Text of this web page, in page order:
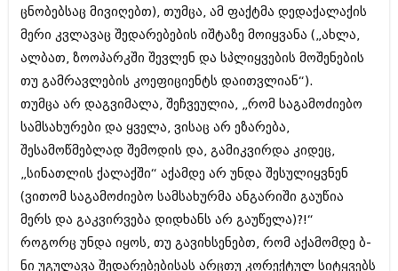
სხვადასხვა
ანონსი
არქივი
აგვისტო 2018 (162)
ივლისი 2018 (223)
ივნისი 2018 (244)
მაისი 2018 (211)
აპრილი 2018 (194)
მარტი 2018 (256)
თებერვალი 2018 (208)
იანვარი 2018 (215)
არქივი
ნოემბერი 2020 (103)
სექტემბერი 2020 (204)
აგვისტო 2020 (249)
ივლისი 2020 (204)
არქივის ზომის ნახვა
ცნობებსაც მივიღებთ), თუმცა, ამ ფაქტმა დედაქალაქის
მერი კვლავაც შედარებების იშტაზე მოიყვანა („ახლა,
ალბათ, ზოოპარკში შევლენ და სპლიყვების მოშენების
თუ გამრავლების კოეფიციენტს დაითვლიან“).
თუმცა არ დაგვიმალა, შეჩვეულია, „რომ საგამოძიებო
სამსახურები და ყველა, ვისაც არ ეზარება,
შესამოწმებლად შემოდის და, გამიკვირდა კიდეც,
„სინათლის ქალაქში“ აქამდე არ უნდა შესულიყვნენ
(ვითომ საგამოძიებო სამსახურმა ანგარიში გაუწია
მერს და გაკვირვება დიდხანს არ გაუწელა)?!“
როგორც უნდა იყოს, თუ გავიხსენებთ, რომ აქამომდე ბ-
ნი უგულავა შედარებებისას არცთუ კორექტულ სიტყვებს